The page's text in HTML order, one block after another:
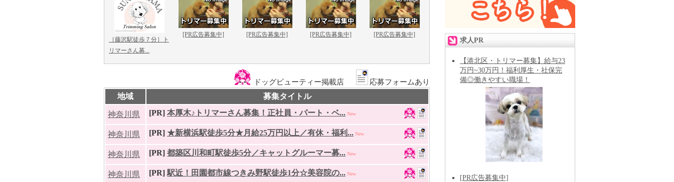
［藤沢駅徒歩７分］ト
リマーさん募...
[PR広告募集中] [PR広告募集中] [PR広告募集中] [PR広告募集中]
ドッグビューティー掲載店 応募フォームあり
地域
募集タイトル
神奈川県
[PR] 本厚木♪トリマーさん募集！正社員・パート・ベ... New
神奈川県 [PR] ★新横浜駅徒歩5分★月給25万円以上／有休・福利... New
神奈川県 [PR] 都築区川和町駅徒歩5分／キャットグルーマー募... New
神奈川県 [PR]駅近！田園都市線つきみ野駅徒歩1分☆美容院の... New
求人PR
【港北区・トリマー募集】給与23
万円~30万円！福利厚生・社保完
備◎働きやすい職場！
[PR広告募集中]